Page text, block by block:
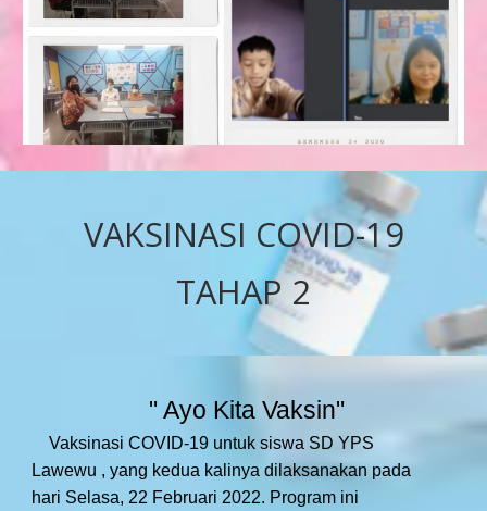
VAKSINASI COVID-19
TAHAP 2
" Ayo Kita Vaksin"
Vaksinasi COVID-19 untuk siswa SD YPS
Lawewu , yang kedua kalinya dilaksanakan pada
hari Selasa, 22 Februari 2022. Program ini